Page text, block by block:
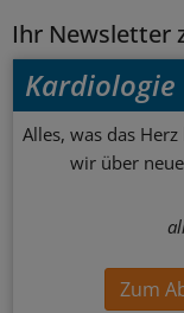
Ihr Newsletter
Kardiologie
Alles, was das
wir über
Zum